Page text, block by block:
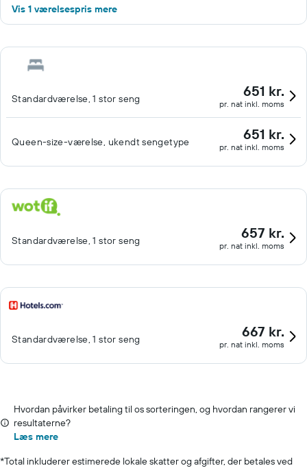
Vis 1 værelsespris mere
Standardværelse, 1 stor seng 651 kr.
pr. nat inkl. moms
Queen-size-værelse, ukendt sengetype 651 kr.
pr. nat inkl. moms
Standardværelse, 1 stor seng 657 kr.
pr. nat inkl. moms
Standardværelse, 1 stor seng 667 kr.
pr. nat inkl. moms
Hvordan påvirker betaling til os sorteringen, og hvordan rangerer vi
resultaterne?
Læs mere
*Total inkluderer estimerede lokale skatter og afgifter, der betales ved